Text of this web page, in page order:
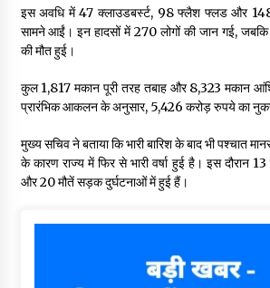
इस अवधि में 47 क्लाउडबर्स्ट, 98 फ्लैश फ्लड और
सामने आईं। इन हादसों में 270 लोगों की जान गई,
की मौत हुई।
कुल 1,817 मकान पूरी तरह तबाह और 8,323 मकान
प्रारंभिक आकलन के अनुसार, 5,426 करोड़ रुपये का
मुख्य सचिव ने बताया कि भारी बारिश के बाद भी पश्चात
के कारण राज्य में फिर से भारी वर्षा हुई है। इस दौरान
और 20 मौतें सड़क दुर्घटनाओं में हुई हैं।